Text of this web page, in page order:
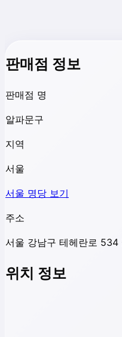
판매점 정보
판매점 명
알파문구
지역
서울
서울 명당 보기
주소
서울 강남구 테헤란로 534
위치 정보